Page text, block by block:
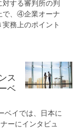
する審判所の判
で、④企業オーナ
務上のポイント
ス
ベ
ベイでは、日本に
ーにインタビュ